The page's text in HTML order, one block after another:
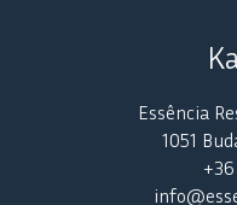
Essência
1051